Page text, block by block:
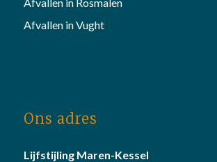
Afvallen in Vught
Ons adres
Lijfstijling Maren-Kessel